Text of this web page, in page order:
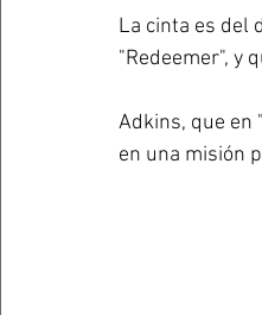
La cinta es del
"Redeemer", y
Adkins, que en
en una misión